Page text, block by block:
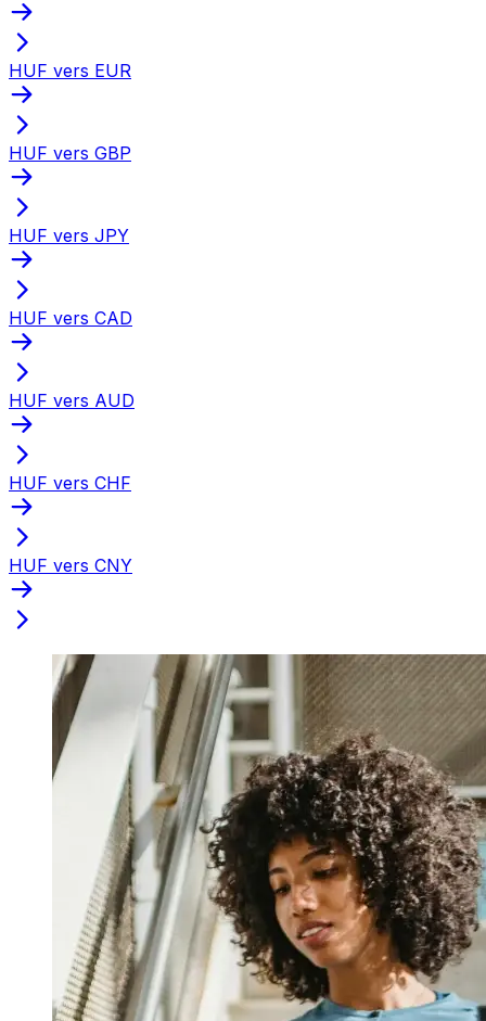
HUF vers EUR
HUF vers GBP
HUF vers JPY
HUF vers CAD
HUF vers AUD
HUF vers CHF
HUF vers CNY